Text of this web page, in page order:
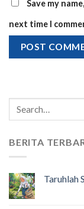
Save my
next time I
BERITA
Taruhlah